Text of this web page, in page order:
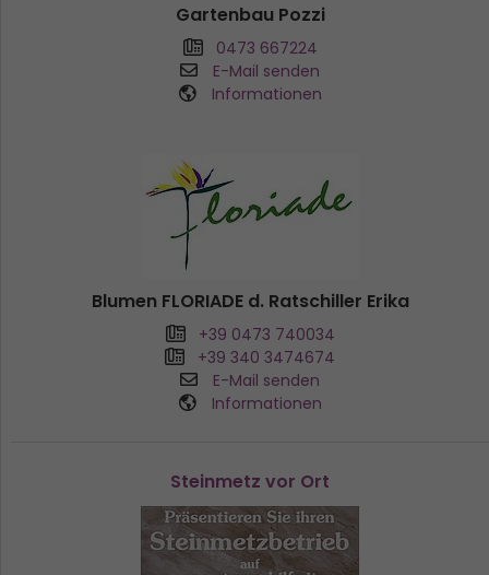
Gartenbau Pozzi
0473 667224
E-Mail senden
Informationen
Blumen FLORIADE d. Ratschiller Erika
+39 0473 740034
+39 340 3474674
E-Mail senden
Informationen
Steinmetz vor Ort